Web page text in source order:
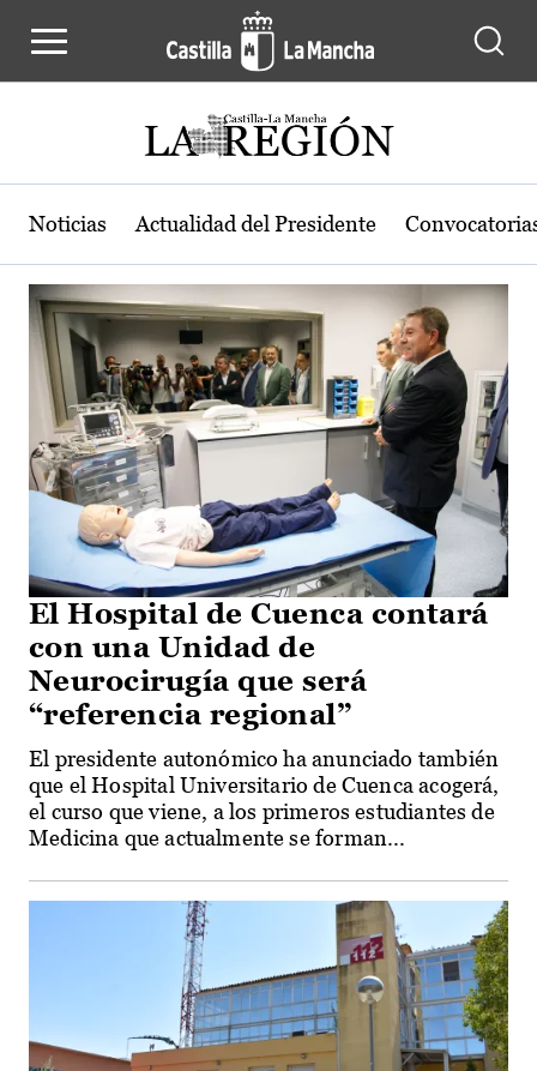
Actualidad de la región de Castilla-
Noticias Actualidad del Presidente
El Hospital de Cuenca contará
con una Unidad de
Neurocirugía que será
“referencia regional”
El presidente autonómico ha anunciado también
que el Hospital Universitario de Cuenca acogerá,
el curso que viene, a los primeros estudiantes de
Medicina que actualmente se forman...